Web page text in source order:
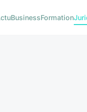
BusinessFormation